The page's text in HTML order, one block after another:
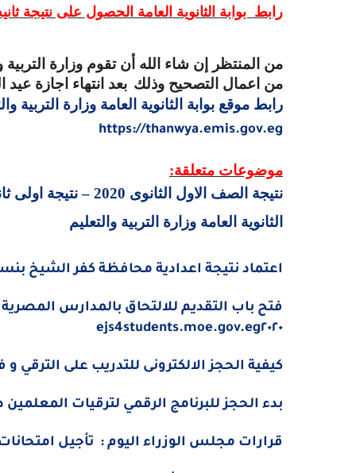
رابط بوابة الثانوية العامة الحصول على نتيجة
من اعمال التصحيح وذلك بعد انتهاء اجازة
رابط موقع بوابة الثانوية العامة وزارة التربية
https://thanwya.emis.gov.eg
موضوعات متعلقة:
الثانوية العامة وزارة التربية والتعليم
اعتماد نتيجة اعدادية محافظة كفر الشيخ بنسبة
٢٠٢٠ejs4students.moe.gov.eg
كيفية الحجز الالكترونى للتدريب على الترقي و
بدء الحجز للبرنامج الرقمي لترقيات المعلمين دفعة 2014 من 21
قرارات مجلس الوزراء اليوم : تأجيل امتحانات